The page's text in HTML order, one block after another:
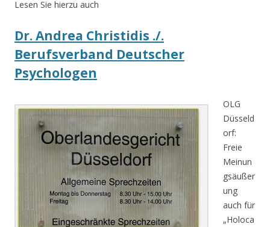
Lesen Sie hierzu auch
Dr. Andrea Christidis ./.
Berufsverband Deutscher
Psychologen
OLG
Düsseld
orf:
Freie
Meinun
gsäußer
ung
auch für
„Holoca